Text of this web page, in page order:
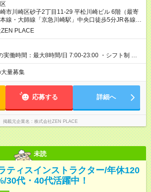
試用期間３ヶ月あり（給与/労働時要件は同条件）
療法士（PT）出身入社年数：5年目 年代：30代
約5，756，000円（＝基本給×12か月＋賞与） 備
活かし、コース開発・プロダクト開発へ貢献 ■OL
数：5年目 年収：約5，560，000円（＝基本給×12か
考：翻訳業務など、グローバル事業への貢献手当
して貢献手当を含む 【試用期間】試用期間
間の長さ：3ヶ月 雇用形態、給与は本採用時と同じ
市川崎区砂子2丁目11-29 平松川崎ビル 6階（最寄
線・大師線「京急川崎駅」中央口徒歩5分JR各線
」北口徒歩1分東急東横線「元住吉駅」東口徒歩1
線「綱島駅」北口徒歩2分東急東横線「日吉駅」西口
国にスタジオがあります！転勤あり全国勤務型の募
PLACE
実働時間：最大8時間/日 7:00-23:00 ・シフト制 ※週
40時間 ※実働8時間（休憩1時間）
量募集
応募する 詳細へ
掲載元企業名 株式会社ZEN PLACE
未読
ティスインストラクター/年休120
30代・40代活躍中！